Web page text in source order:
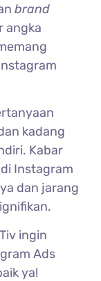
brand
angka
kadang
Kabar
Instagram
dan jarang
ingin
Ads
ya!